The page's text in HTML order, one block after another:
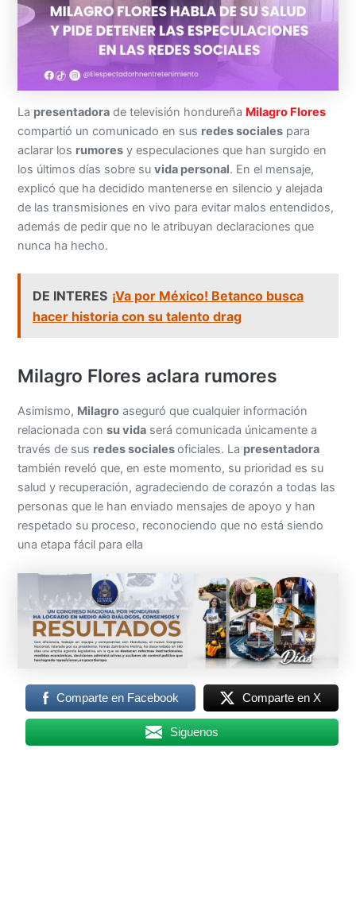
La presentadora de televisión hondureña Milagro Flores
compartió un comunicado en sus redes sociales para
aclarar los rumores y especulaciones que han surgido en
los últimos días sobre suvida personal. En el mensaje,
explicó que ha decidido mantenerse en silencio y alejada
de las transmisiones en vivo para evitar malos entendidos,
además de pedir que no le atribuyan declaraciones que
nunca ha hecho.
DE INTERES ¡Va por México! Betanco busca
hacer historia con su talento drag
Milagro Flores aclara rumores
Asimismo, Milagro aseguró que cualquier información
relacionada consu vida será comunicada únicamente a
través de sus redes socialesoficiales. La presentadora
también reveló que, en este momento, su prioridad es su
salud y recuperación, agradeciendo de corazón a todas las
personas que le han enviado mensajes de apoyo y han
respetado su proceso, reconociendo que no está siendo
una etapa fácil para ella
Comparte en Facebook Comparte en X
Siguenos